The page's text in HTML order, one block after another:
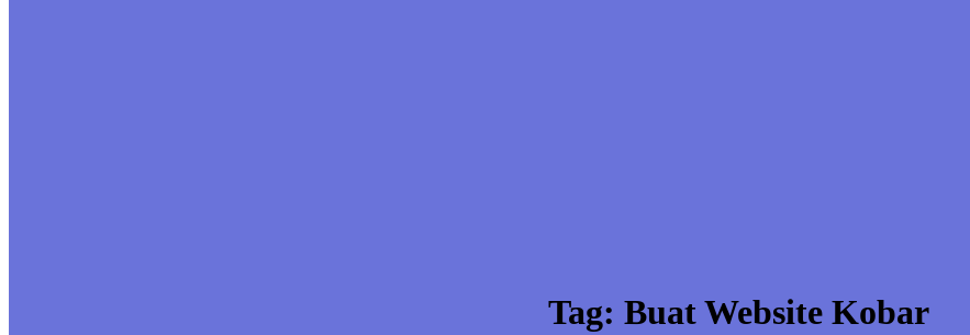
Tag: Buat Website Kobar